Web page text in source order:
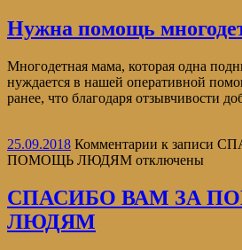
Нужна помощь
Многодетная мама, которая одна
нуждается в нашей оперативной
ранее, что благодаря отзывчивости
25.09.2018 Комментарии к записи
ПОМОЩЬ ЛЮДЯМ отключены
СПАСИБО ВАМ ЗА
ЛЮДЯМ